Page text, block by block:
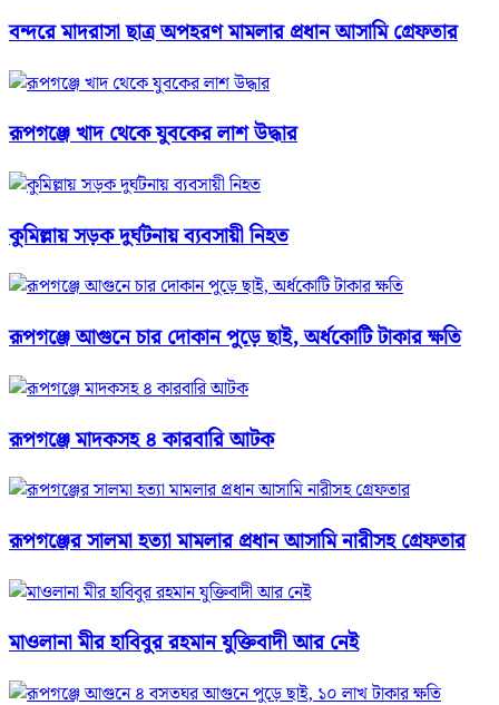
বন্দরে মাদরাসা ছাত্র অপহরণ মামলার প্রধান আসামি গ্রেফতার
রূপগঞ্জে খাদ থেকে যুবকের লাশ উদ্ধার
কুমিল্লায় সড়ক দুর্ঘটনায় ব্যবসায়ী নিহত
রূপগঞ্জে আগুনে চার দোকান পুড়ে ছাই, অর্ধকোটি টাকার ক্ষতি
রূপগঞ্জে মাদকসহ ৪ কারবারি আটক
রূপগঞ্জের সালমা হত্যা মামলার প্রধান আসামি নারীসহ গ্রেফতার
মাওলানা মীর হাবিবুর রহমান যুক্তিবাদী আর নেই